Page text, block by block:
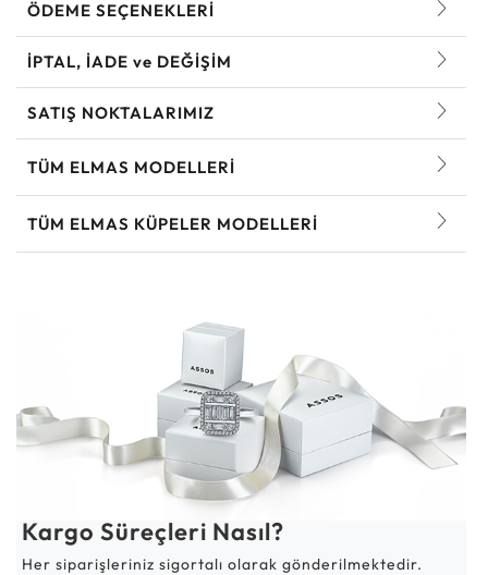
ÖDEME SEÇENEKLERİ
İPTAL, İADE ve DEĞİŞİM
SATIŞ NOKTALARIMIZ
TÜM ELMAS MODELLERI
TÜM ELMAS KÜPELER MODELLERI
Kargo Süreçleri Nasıl?
Her siparişleriniz sigortalı olarak gönderilmektedir.